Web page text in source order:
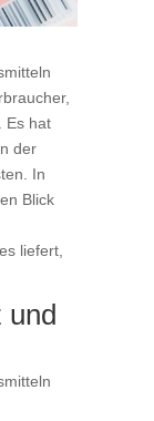
Es hat
der
In
Blick
liefert,
und